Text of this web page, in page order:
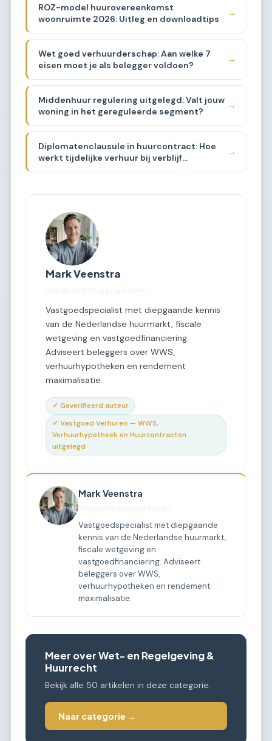
ROZ-model huurovereenkomst
woonruimte 2026: Uitleg en downloadtips
→
Wet goed verhuurderschap: Aan welke 7
eisen moet je als belegger voldoen?
→
Middenhuur regulering uitgelegd: Valt jouw
woning in het gereguleerde segment?
→
Diplomatenclausule in huurcontract: Hoe
werkt tijdelijke verhuur bij verblijf
buitenland?
→
Mark Veenstra
Vastgoedspecialist met diepgaande kennis
van de Nederlandse huurmarkt, fiscale
wetgeving en vastgoedfinanciering.
Adviseert beleggers over WWS,
verhuurhypotheken en rendement
maximalisatie.
✓ Geverifieerd auteur
✓ Vastgoed Verhuren — WWS,
Verhuurhypotheek en Huurcontracten
uitgelegd
Mark Veenstra
Vastgoedspecialist met diepgaande
kennis van de Nederlandse huurmarkt,
fiscale wetgeving en
vastgoedfinanciering. Adviseert
beleggers over WWS,
verhuurhypotheken en rendement
maximalisatie.
Meer over Wet- en Regelgeving &
Huurrecht
Bekijk alle 50 artikelen in deze categorie.
Naar categorie →